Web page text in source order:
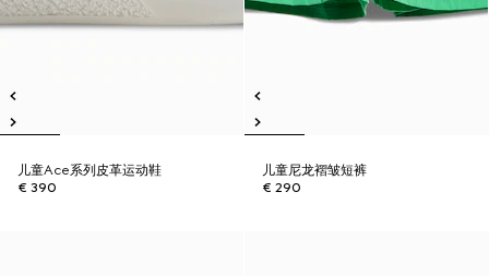
儿童Ace系列皮革运动鞋
€ 390
儿童尼龙褶皱短裤
€ 290